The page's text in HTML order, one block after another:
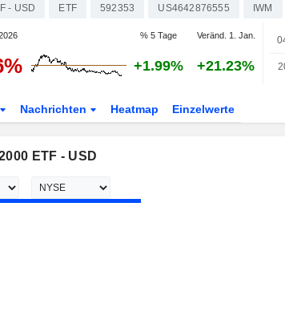
- USD ETF 592353 US4642876555 IWM
% 5 Tage Veränd. 1. Jan.
+1.99% +21.23%
Nachrichten Heatmap Einzelwerte
ETF - USD